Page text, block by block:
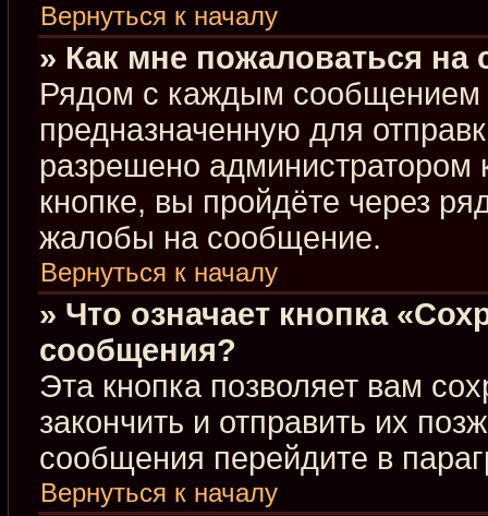
Вернуться к началу
» Как мне пожаловаться
Рядом с каждым сообщением
предназначенную для
разрешено
кнопке, вы пройдёте через
жалобы на сообщение.
Вернуться к началу
» Что означает кнопка
сообщения?
Эта кнопка позволяет вам
закончить и отправить их
сообщения перейдите в
Вернуться к началу